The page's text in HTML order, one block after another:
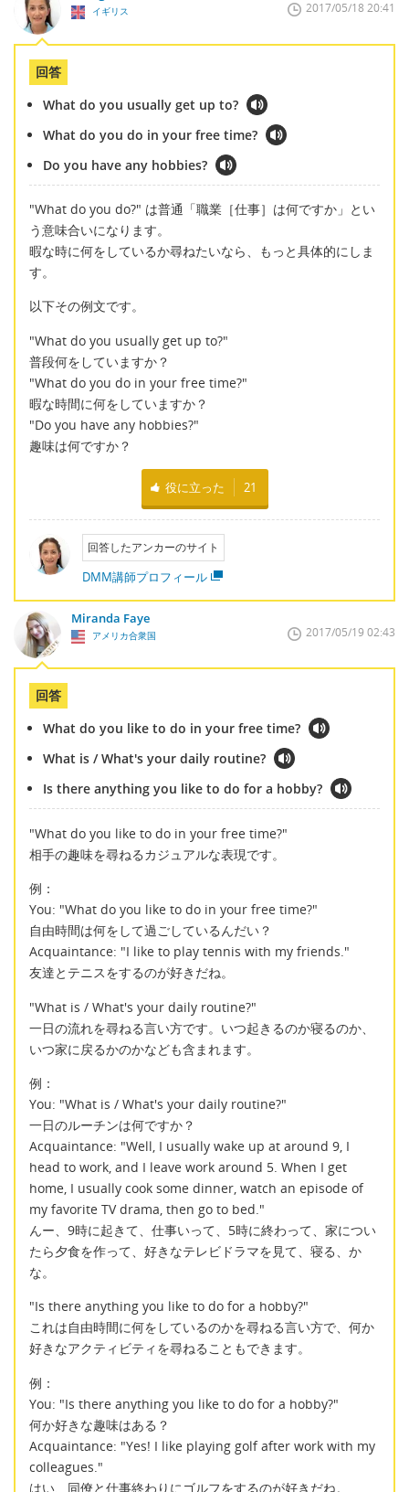
イギリス 2017/05/18 20:41
回答
What do you usually get up to?
What do you do in your free time?
Do you have any hobbies?
"What do you do?" は普通「職業［仕事］は何ですか」とい
う意味合いになります。
暇な時に何をしているか尋ねたいなら、もっと具体的にしま
す。
以下その例文です。
"What do you usually get up to?"
普段何をしていますか？
"What do you do in your free time?"
暇な時間に何をしていますか？
"Do you have any hobbies?"
趣味は何ですか？
役に立った 21
回答したアンカーのサイト
DMM講師プロフィール
Miranda Faye
アメリカ合衆国 2017/05/19 02:43
回答
What do you like to do in your free time?
What is / What's your daily routine?
Is there anything you like to do for a hobby?
"What do you like to do in your free time?"
相手の趣味を尋ねるカジュアルな表現です。
例：
You: "What do you like to do in your free time?"
自由時間は何をして過ごしているんだい？
Acquaintance: "I like to play tennis with my friends."
友達とテニスをするのが好きだね。
"What is / What's your daily routine?"
一日の流れを尋ねる言い方です。いつ起きるのか寝るのか、
いつ家に戻るかのかなども含まれます。
例：
You: "What is / What's your daily routine?"
一日のルーチンは何ですか？
Acquaintance: "Well, I usually wake up at around 9, I
head to work, and I leave work around 5. When I get
home, I usually cook some dinner, watch an episode of
my favorite TV drama, then go to bed."
んー、9時に起きて、仕事いって、5時に終わって、家につい
たら夕食を作って、好きなテレビドラマを見て、寝る、か
な。
"Is there anything you like to do for a hobby?"
これは自由時間に何をしているのかを尋ねる言い方で、何か
好きなアクティビティを尋ねることもできます。
例：
You: "Is there anything you like to do for a hobby?"
何か好きな趣味はある？
Acquaintance: "Yes! I like playing golf after work with my
colleagues."
はい、同僚と仕事終わりにゴルフをするのが好きだね。